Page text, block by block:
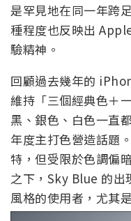
是罕見地在同一年跨
種程度也反映出
驗精神。
回顧過去幾年的
維持「三個經典色＋
黑、銀色、白色一直
年度主打色營造話題
特，但受限於色調偏
之下，Sky Blue 的出
風格的使用者，尤其